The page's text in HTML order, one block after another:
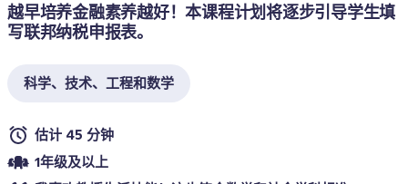
越早培养金融素养越好！本课程计划将逐步引导学生填
写联邦纳税申报表。
科学、技术、工程和数学
估计 45 分钟
1年级及以上